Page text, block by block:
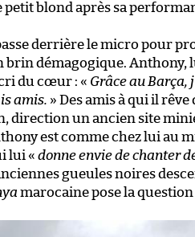
petit blond après sa
derrière le micro pour
brin démagogique. Anthony,
du cœur : « Grâce au Barça,
amis. » Des amis à qui il
direction un ancien site
est comme chez lui au
lui « donne envie de chanter
gueules noires
marocaine pose la question